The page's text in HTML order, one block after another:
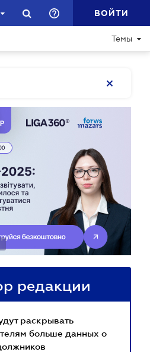
ВОЙТИ
Темы
редакции
раскрывать
больше данных о